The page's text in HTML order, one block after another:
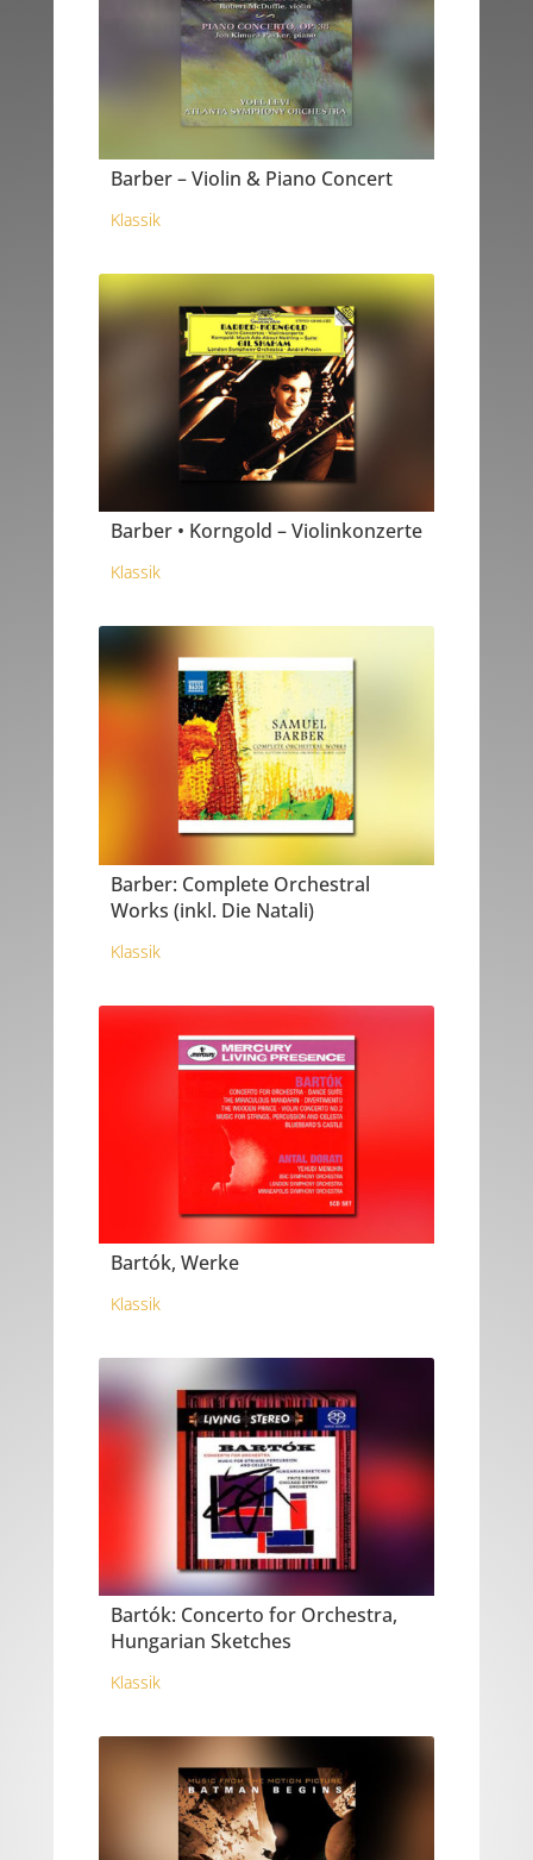
Barber – Violin & Piano Concert
Klassik
Barber • Korngold – Violinkonzerte
Klassik
Barber: Complete Orchestral
Works (inkl. Die Natali)
Klassik
Bartók, Werke
Klassik
Bartók: Concerto for Orchestra,
Hungarian Sketches
Klassik